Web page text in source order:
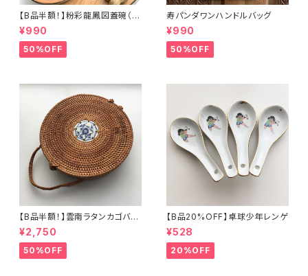
【B品半額！】粉彩龍鳳図蓋碗（8
0年代景徳鎮デッドストック）
¥990
50%OFF
寿パンダワンハンドルバッグ
¥990
50%OFF
【B品半額！】雲南ラタンカゴバッ
グ
¥2,750
50%OFF
【B品20%OFF】卓球少年レンゲ
¥528
20%OFF